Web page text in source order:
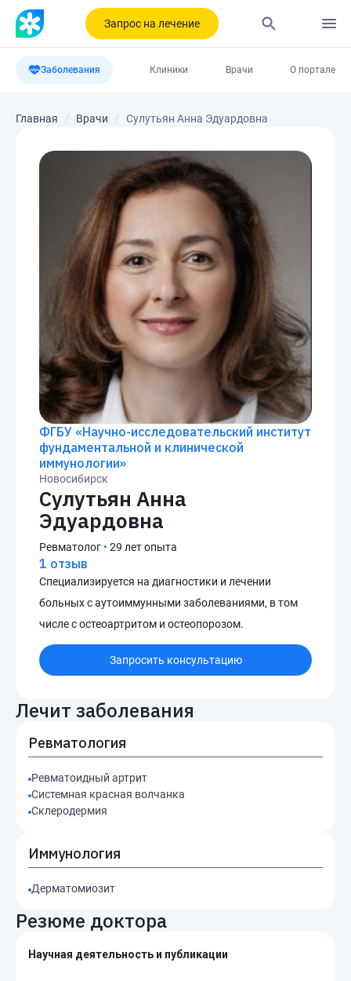
Запрос на лечение
Заболевания Клиники Врачи О портале
Главная Врачи Сулутьян Анна Эдуардовна
ФГБУ «Научно-исследовательский институт
фундаментальной и клинической
иммунологии»
Новосибирск
Сулутьян Анна
Эдуардовна
Ревматолог • 29 лет опыта
1 отзыв
Специализируется на диагностики и лечении
больных с аутоиммунными заболеваниями, в том
числе с остеоартритом и остеопорозом.
Запросить консультацию
Лечит заболевания
Ревматология
Ревматоидный артрит
Системная красная волчанка
Склеродермия
Иммунология
Дерматомиозит
Резюме доктора
Научная деятельность и публикации